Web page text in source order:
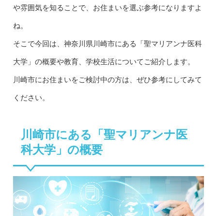
や雰囲気を知ることで、お住まいを選ぶ参考になりますよ
ね。
そこで今回は、神奈川県川崎市にある「聖マリアンナ医科
大学」の概要や教育、学校生活についてご紹介します。
川崎市にお住まいをご検討中の方は、ぜひ参考にしてみて
ください。
川崎市にある「聖マリアンナ医
科大学」の概要